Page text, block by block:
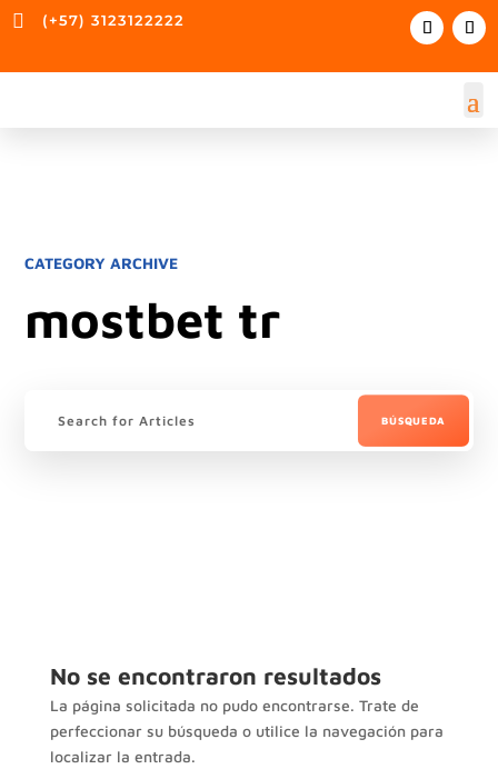
 (+57) 3123122222
CATEGORY ARCHIVE
mostbet tr
No se encontraron resultados
La página solicitada no pudo encontrarse. Trate de
perfeccionar su búsqueda o utilice la navegación para
localizar la entrada.